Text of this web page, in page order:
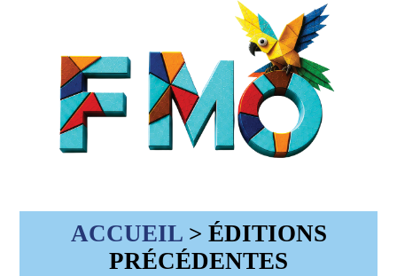
ACCUEIL> ÉDITIONS
PRÉCÉDENTES